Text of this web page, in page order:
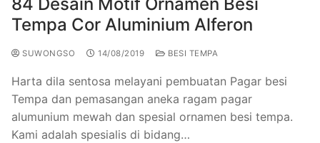
84 Desain Motif Ornamen Besi
Tempa Cor Aluminium Alferon
SUWONGSO 14/08/2019 BESI TEMPA
Harta dila sentosa melayani pembuatan Pagar besi
Tempa dan pemasangan aneka ragam pagar
alumunium mewah dan spesial ornamen besi tempa.
Kami adalah spesialis di bidang…